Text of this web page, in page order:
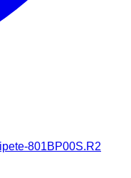
801BP00S.R2